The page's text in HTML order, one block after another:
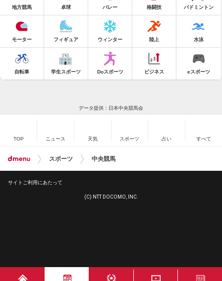
地方競馬 卓球 バレー 格闘技 バドミントン
モーター フィギュア ウィンター 陸上 水泳
自転車 学生スポーツ Doスポーツ ビジネス eスポーツ
データ提供：日本中央競馬会
TOP ニュース 天気 スポーツ 占い すべて
スポーツ 中央競馬
サイトご利用にあたって
(C) NTT DOCOMO, INC.